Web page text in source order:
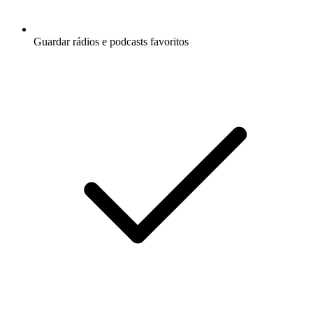
Guardar rádios e podcasts favoritos